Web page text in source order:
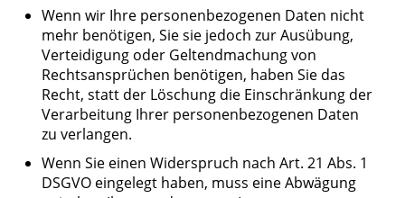
Wenn wir Ihre personenbezogenen Daten nicht
mehr benötigen, Sie sie jedoch zur Ausübung,
Verteidigung oder Geltendmachung von
Rechtsansprüchen benötigen, haben Sie das
Recht, statt der Löschung die Einschränkung der
Verarbeitung Ihrer personenbezogenen Daten
zu verlangen.
Wenn Sie einen Widerspruch nach Art. 21 Abs. 1
DSGVO eingelegt haben, muss eine Abwägung